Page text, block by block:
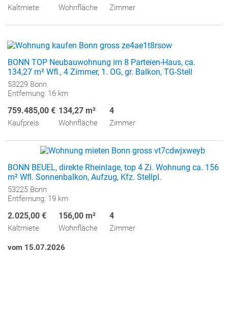
Kaltmiete Wohnfläche Zimmer
BONN TOP Neubauwohnung im 8 Parteien-Haus, ca.
134,27 m² Wfl., 4 Zimmer, 1. OG, gr. Balkon, TG-Stell
53229 Bonn
Entfernung: 16 km
759.485,00 €
Kaufpreis
134,27 m²
Wohnfläche
4
Zimmer
NEU
BONN BEUEL, direkte Rheinlage, top 4 Zi. Wohnung ca. 156
m² Wfl. Sonnenbalkon, Aufzug, Kfz. Stellpl.
53225 Bonn
Entfernung: 19 km
2.025,00 €
Kaltmiete
156,00 m²
Wohnfläche
4
Zimmer
vom 15.07.2026